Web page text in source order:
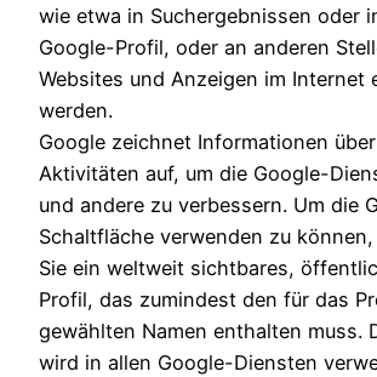
wie etwa in Suchergebnissen oder
Google-Profil, oder an anderen
Websites und Anzeigen im Internet
werden.
Google zeichnet Informationen
Aktivitäten auf, um die Google-
und andere zu verbessern. Um die
Schaltfläche verwenden zu
Sie ein weltweit sichtbares,
Profil, das zumindest den für das
gewählten Namen enthalten muss.
wird in allen Google-Diensten